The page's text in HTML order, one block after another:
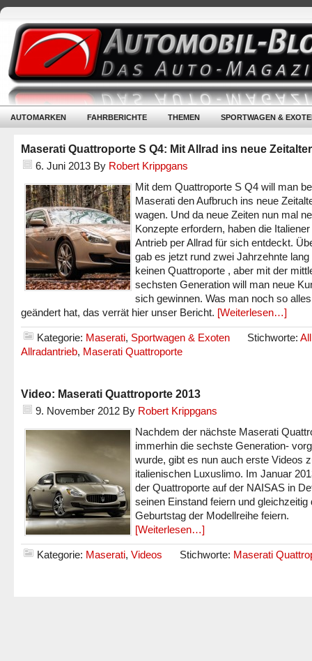
AUTOMARKEN FAHRBERICHTE THEMEN SPORTWAGEN &
Maserati Quattroporte S Q4: Mit Allrad ins neue Zeitalter
6. Juni 2013 By Robert Krippgans
Mit dem Quattroporte S Q4 will man
Maserati den Aufbruch ins neue
wagen. Und da neue Zeiten nun mal
Konzepte erfordern, haben die
Antrieb per Allrad für sich entdeckt.
gab es jetzt rund zwei Jahrzehnte lang
keinen Quattroporte , aber mit der
sechsten Generation will man neue
sich gewinnen. Was man noch so alles
geändert hat, das verrät hier unser Bericht. [Weiterlesen…]
Kategorie: Maserati, Sportwagen & Exoten Stichworte:
Allradantrieb, Maserati Quattroporte
Video: Maserati Quattroporte 2013
9. November 2012 By Robert Krippgans
Nachdem der nächste Maserati
immerhin die sechste Generation-
wurde, gibt es nun auch erste Videos
italienischen Luxuslimo. Im Januar
der Quattroporte auf der NAISAS in
seinen Einstand feiern und gleichzeitig
Geburtstag der Modellreihe feiern.
[Weiterlesen…]
Kategorie: Maserati, Videos Stichworte: Maserati